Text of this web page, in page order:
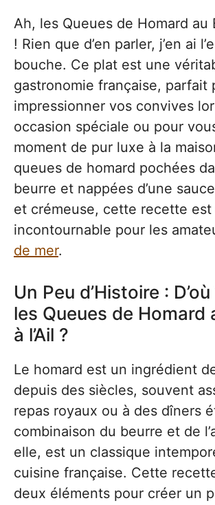
Ah, les Queues de Homard au
! Rien que d’en parler, j’en ai
bouche. Ce plat est une
gastronomie française, parfait
impressionner vos convives
occasion spéciale ou pour
moment de pur luxe à la
queues de homard pochées
beurre et nappées d’une
et crémeuse, cette recette est
incontournable pour les
de mer.
Un Peu d’Histoire :
les Queues de Homard
à l’Ail ?
Le homard est un ingrédient
depuis des siècles, souvent
repas royaux ou à des dîners
combinaison du beurre et de
elle, est un classique
cuisine française. Cette
deux éléments pour créer un